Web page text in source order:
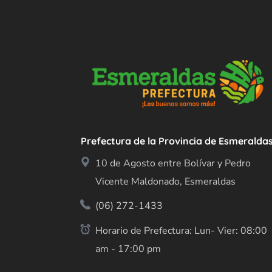
Prefectura de la Provincia de
10 de Agosto entre Bolívar y Pedro
Vicente Maldonado, Esmeraldas
(06) 272-1433
Horario de Prefectura: Lun- Vier: 08:00
am - 17:00 pm